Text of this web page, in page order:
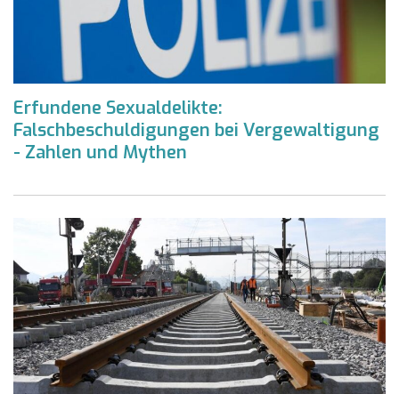
Erfundene Sexualdelikte:
Falschbeschuldigungen bei Vergewaltigung
- Zahlen und Mythen